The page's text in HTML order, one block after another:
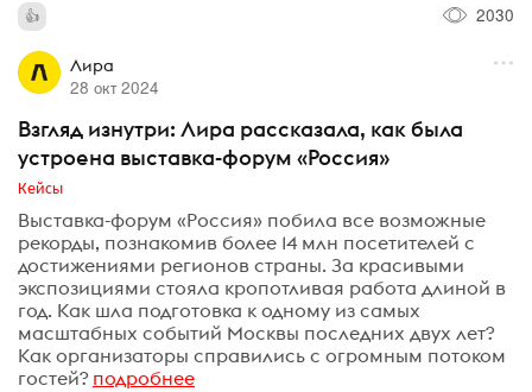
2030
Лира
28 окт 2024
Взгляд изнутри: Лира рассказала, как была
устроена выставка-форум «Россия»
Кейсы
Выставка-форум «Россия» побила все возможные
рекорды, познакомив более 14 млн посетителей с
достижениями регионов страны. За красивыми
экспозициями стояла кропотливая работа длиной в
год. Как шла подготовка к одному из самых
масштабных событий Москвы последних двух лет?
Как организаторы справились с огромным потоком
гостей? подробнее